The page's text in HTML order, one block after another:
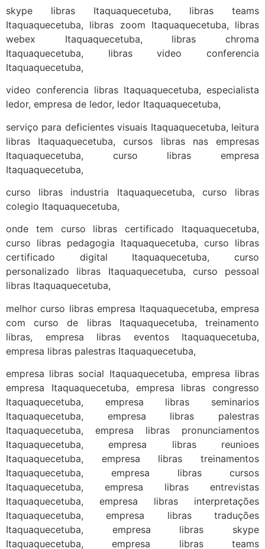
skype libras Itaquaquecetuba, libras teams
Itaquaquecetuba, libras zoom Itaquaquecetuba, libras
webex Itaquaquecetuba, libras chroma
Itaquaquecetuba, libras video conferencia
Itaquaquecetuba,
video conferencia libras Itaquaquecetuba, especialista
ledor, empresa de ledor, ledor Itaquaquecetuba,
serviço para deficientes visuais Itaquaquecetuba, leitura
libras Itaquaquecetuba, cursos libras nas empresas
Itaquaquecetuba, curso libras empresa
Itaquaquecetuba,
curso libras industria Itaquaquecetuba, curso libras
colegio Itaquaquecetuba,
onde tem curso libras certificado Itaquaquecetuba,
curso libras pedagogia Itaquaquecetuba, curso libras
certificado digital Itaquaquecetuba, curso
personalizado libras Itaquaquecetuba, curso pessoal
libras Itaquaquecetuba,
melhor curso libras empresa Itaquaquecetuba, empresa
com curso de libras Itaquaquecetuba, treinamento
libras, empresa libras eventos Itaquaquecetuba,
empresa libras palestras Itaquaquecetuba,
empresa libras social Itaquaquecetuba, empresa libras
empresa Itaquaquecetuba, empresa libras congresso
Itaquaquecetuba, empresa libras seminarios
Itaquaquecetuba, empresa libras palestras
Itaquaquecetuba, empresa libras pronunciamentos
Itaquaquecetuba, empresa libras reunioes
Itaquaquecetuba, empresa libras treinamentos
Itaquaquecetuba, empresa libras cursos
Itaquaquecetuba, empresa libras entrevistas
Itaquaquecetuba, empresa libras interpretações
Itaquaquecetuba, empresa libras traduções
Itaquaquecetuba, empresa libras skype
Itaquaquecetuba, empresa libras teams